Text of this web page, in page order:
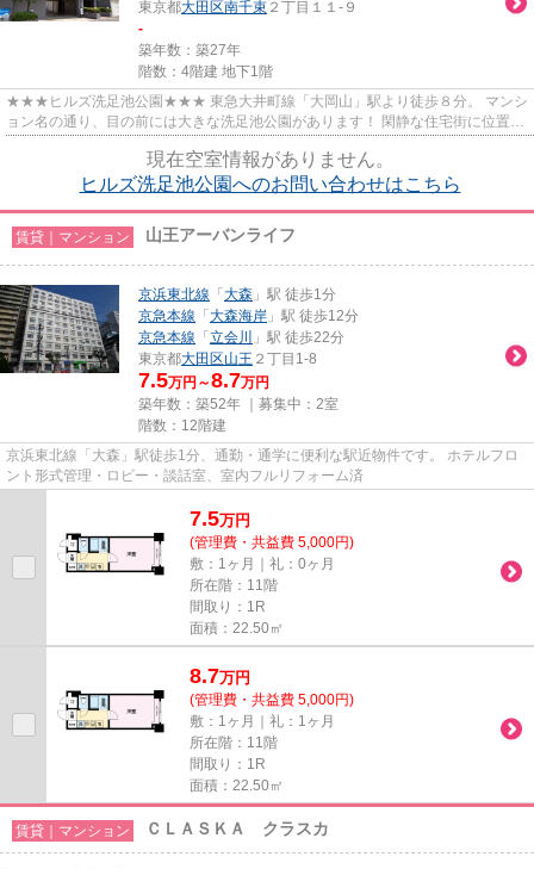
東京都大田区南千束 ２丁目１１-９
-
築年数：築27年
階数：4階建 地下1階
★★★ヒルズ洗足池公園★★★ 東急大井町線「大岡山」駅より徒歩８分。 マンシ
ョン名の通り、目の前には大きな洗足池公園があります！ 閑静な住宅街に位置。
現在空室情報がありません。
ヒルズ洗足池公園へのお問い合わせはこちら
賃貸｜マンション 山王アーバンライフ
京浜東北線 「 大森 」駅 徒歩1分
京急本線 「 大森海岸 」駅 徒歩12分
京急本線 「 立会川
」駅 徒歩22分
東京都大田区山王 ２丁目1-8
7.5万円～8.7万円
築年数：築52年 ｜募集中： 2室
階数：12階建
京浜東北線「大森」駅徒歩1分、通勤・通学に便利な駅近物件です。 ホテルフロ
ント形式管理・ロビー・談話室、室内フルリフォーム済
7.5万円
(管理費・共益費 5,000円)
敷：1ヶ月｜礼：0ヶ月
所在階：11階
間取り：1R
面積：22.50㎡
8.7万円
(管理費・共益費 5,000円)
敷：1ヶ月｜礼：1ヶ月
所在階：11階
間取り：1R
面積：22.50㎡
賃貸｜マンション ＣＬＡＳＫＡ クラスカ